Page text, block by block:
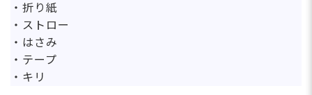
・折り紙
・ストロー
・はさみ
・テープ
・キリ